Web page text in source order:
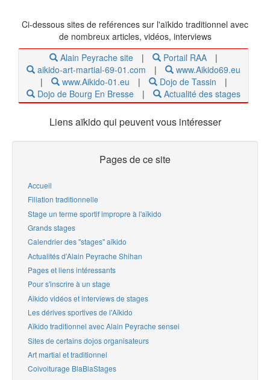
Ci-dessous sites de reférences sur l'aïkido traditionnel avec
de nombreux articles, vidéos, interviews
Alain Peyrache site
| Portail RAA
|
aikido-art-martial-69-01.com
|
www.Aikido69.eu
|
www.Aikido-01.eu | Dojo de Tassin
|
Dojo de Bourg En Bresse
| Actualité des stages
Liens aïkido qui peuvent vous intéresser
Pages de ce site
Accueil
Filiation traditionnelle
Stage un terme sportif impropre à l'aïkido
Grands stages
Calendrier des "stages" aïkido
Actualités d'Alain Peyrache Shihan
Pages et liens intéressants
Pour s'inscrire à un stage
Aikido vidéos et interviews de stages
Les dérives sportives de l'Aïkido
Aïkido traditionnel avec Alain Peyrache sensei
Sites de certains dojos organisateurs
Art martial et traditionnel
Coivoiturage BlaBlaStages